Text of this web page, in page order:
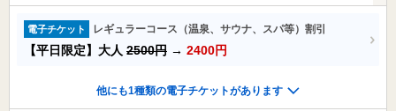
電子チケット レギュラーコース（温泉、サウナ、スパ等）割引
【平日限定】大人 2500円 → 2400円
他にも1種類の電子チケットがあります